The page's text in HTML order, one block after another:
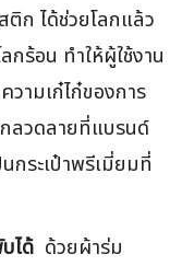
ติก ได้ช่วยโลกแล้ว
กร้อน ทำให้ผู้ใช้งาน
ามเก๋ไก๋ของการ
ลวดลายที่แบรนด์
กระเป๋าพรีเมี่ยมที่
ได้ ด้วยผ้าร่ม